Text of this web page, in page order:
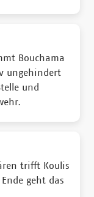
Bouchama
ungehindert
und
trifft Koulis
geht das